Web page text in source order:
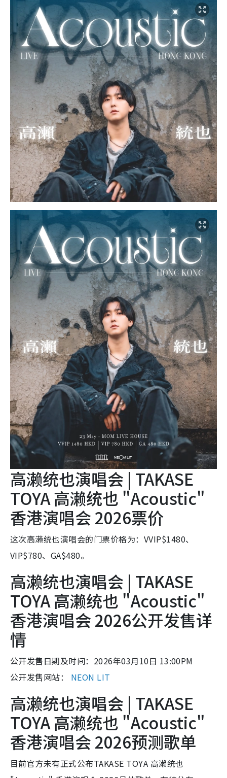
高濑统也演唱会 | TAKASE
TOYA 高濑统也 "Acoustic"
香港演唱会 2026票价
这次高濑统也演唱会的门票价格为：VVIP$1480、
VIP$780、GA$480。
高濑统也演唱会 | TAKASE
TOYA 高濑统也 "Acoustic"
香港演唱会 2026公开发售详
情
公开发售日期及时间：2026年03月10日 13:00PM
公开发售网站： NEON LIT
高濑统也演唱会 | TAKASE
TOYA 高濑统也 "Acoustic"
香港演唱会 2026预测歌单
目前官方未有正式公布TAKASE TOYA 高濑统也